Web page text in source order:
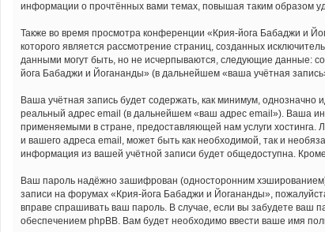
информации о прочтённых вами темах, повышая таким образом
Также во время просмотра конференции «Крия-йога Бабаджи и
которого является рассмотрение страниц, созданных
данными могут быть, но не исчерпываются, следующие данные:
йога Бабаджи и Йогананды» (в дальнейшем «ваша учётная
Ваша учётная запись будет содержать, как минимум,
реальный адрес email (в дальнейшем «ваш адрес email»). Ваша
применяемыми в стране, предоставляющей нам услуги
и вашего адреса email, может быть как необходимой, так и
информация из вашей учётной записи будет общедоступна.
Ваш пароль надёжно зашифрован (односторонним
записи на форумах «Крия-йога Бабаджи и Йогананды»,
вправе спрашивать ваш пароль. В случае, если вы забудете ваш
обеспечением phpBB. Вам будет необходимо ввести ваше имя